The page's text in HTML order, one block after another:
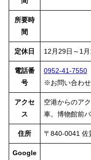
所要時
間
定休日 12月29日～1
電話番
号
0952-41-7550
※お問い合わ
アクセ
ス
空港からのア
車。博物館前
住所 〒840-0041 佐
Google